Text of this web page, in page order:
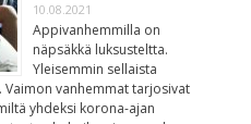
10.08.2021
Appivanhemmilla on
näpsäkkä luksusteltta.
Yleisemmin sellaista
vanhemmat tarjosivat
yhdeksi korona-ajan